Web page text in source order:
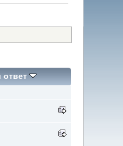
ответ